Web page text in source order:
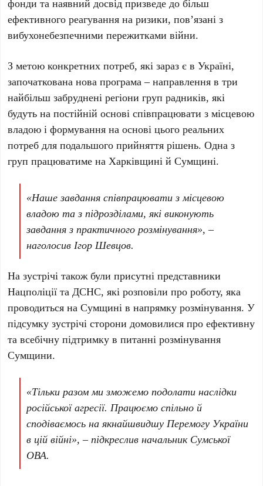
фонди та наявний досвід призведе до більш
ефективного реагування на ризики, пов’язані з
вибухонебезпечними пережитками війни.
З метою конкретних потреб, які зараз є в Україні,
започаткована нова програма – направлення в три
найбільш забруднені регіони груп радників, які
будуть на постійній основі співпрацювати з місцевою
владою і формування на основі цього реальних
потреб для подальшого прийняття рішень. Одна з
груп працюватиме на Харківщині й Сумщині.
«Наше завдання співпрацювати з місцевою
владою та з підрозділами, які виконують
завдання з практичного розмінування», –
наголосив Ігор Шевцов.
На зустрічі також були присутні представники
Нацполіції та ДСНС, які розповіли про роботу, яка
проводиться на Сумщині в напрямку розмінування. У
підсумку зустрічі сторони домовилися про ефективну
та всебічну підтримку в питанні розмінування
Сумщини.
«Тільки разом ми зможемо подолати наслідки
російської агресії. Працюємо спільно й
сподіваємось на якнайшвидшу Перемогу України
в цій війні», – підкреслив начальник Сумської
ОВА.